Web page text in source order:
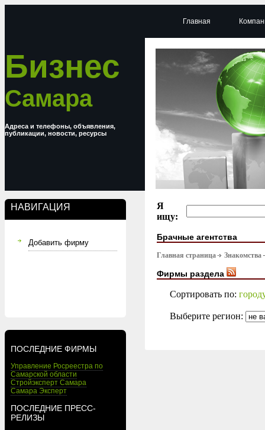
Бизнес
Самара
Адреса и телефоны, объявления,
публикации, новости, ресурсы
НАВИГАЦИЯ
Добавить фирму
ПОСЛЕДНИЕ ФИРМЫ
Управление Росреестра по
Самарской области
Стройэксперт Самара
Самара Эксперт
ПОСЛЕДНИЕ ПРЕСС-
РЕЛИЗЫ
Главная
Я
ищу:
Брачные агентства
Главная страница Знакомства
Фирмы раздела
Сортировать по:
Выберите регион: